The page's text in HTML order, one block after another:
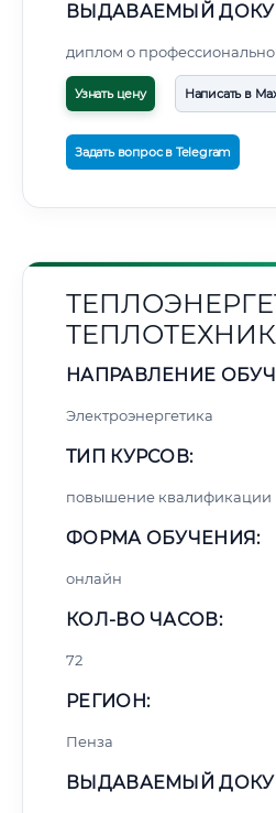
ВЫДАВАЕМЫЙ
диплом о
Узнать цену Написать в
Задать вопрос в Telegram
НАПРАВЛЕНИЕ
Электроэнергетика
ТИП КУРСОВ:
повышение квалификации
ФОРМА ОБУЧЕНИЯ:
онлайн
КОЛ-ВО ЧАСОВ:
72
РЕГИОН:
Пенза
ВЫДАВАЕМЫЙ